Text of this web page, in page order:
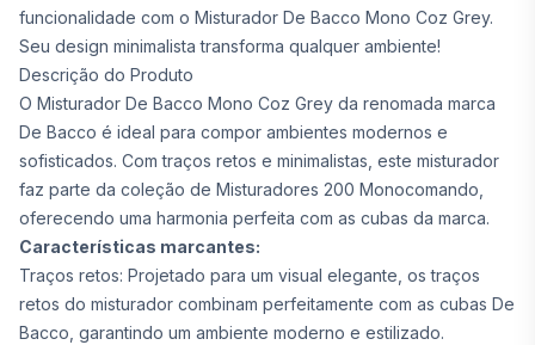
funcionalidade com o Misturador De Bacco Mono Coz Grey.
Seu design minimalista transforma qualquer ambiente!
Descrição do Produto
O Misturador De Bacco Mono Coz Grey da renomada marca
De Bacco é ideal para compor ambientes modernos e
sofisticados. Com traços retos e minimalistas, este misturador
faz parte da coleção de Misturadores 200 Monocomando,
oferecendo uma harmonia perfeita com as cubas da marca.
Características marcantes:
Traços retos: Projetado para um visual elegante, os traços
retos do misturador combinam perfeitamente com as cubas De
Bacco, garantindo um ambiente moderno e estilizado.